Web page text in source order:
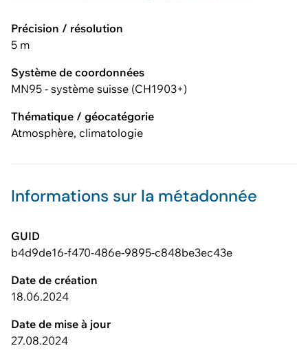
Précision / résolution
5 m
Système de coordonnées
MN95 - système suisse (CH1903+)
Thématique / géocatégorie
Atmosphère, climatologie
Informations sur la métadonnée
GUID
b4d9de16-f470-486e-9895-c848be3ec43e
Date de création
18.06.2024
Date de mise à jour
27.08.2024